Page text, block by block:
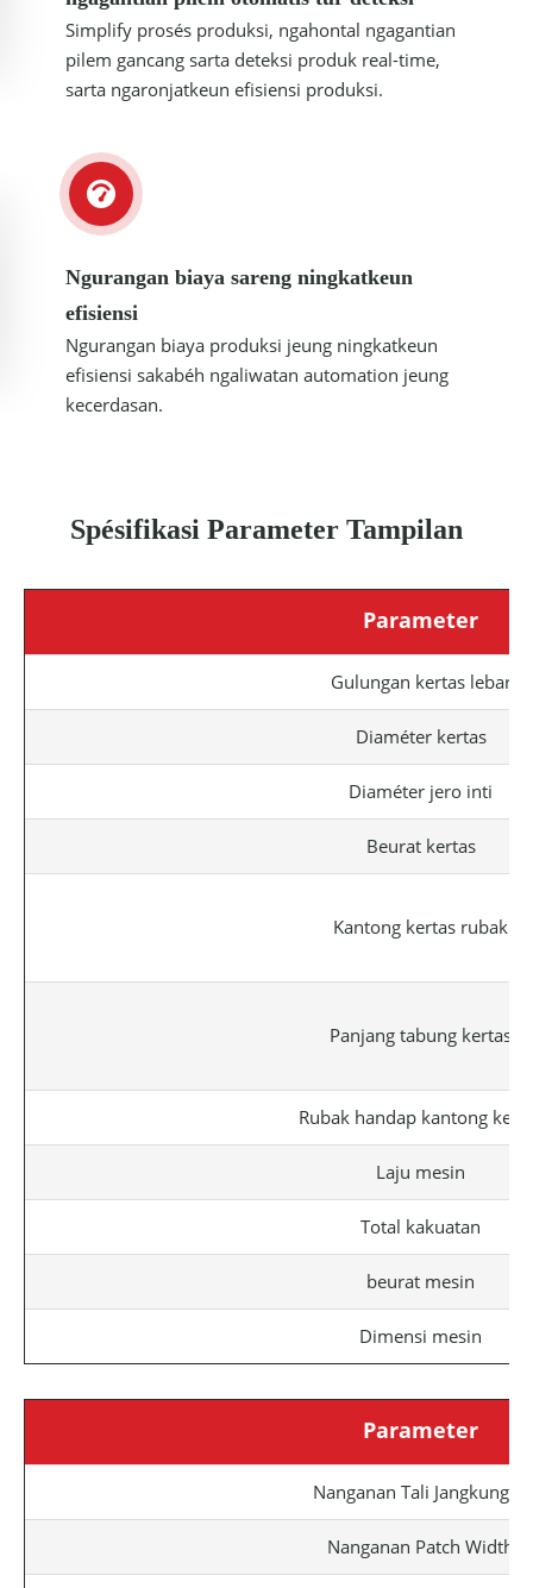
Simplify prosés produksi, ngahontal ngagantian
pilem gancang sarta deteksi produk real-time,
sarta ngaronjatkeun efisiensi produksi.
Ngurangan biaya sareng ningkatkeun
efisiensi
Ngurangan biaya produksi jeung ningkatkeun
efisiensi sakabéh ngaliwatan automation jeung
kecerdasan.
Spésifikasi Parameter Tampilan
Parameter
Gulungan kertas lebar
Diaméter kertas
Diaméter jero inti
Beurat kertas
Kantong kertas rubak
Panjang tabung kertas
Rubak handap kantong
Laju mesin
Total kakuatan
beurat mesin
Dimensi mesin
Parameter
Nanganan Tali Jangkungna
Nanganan Patch Width